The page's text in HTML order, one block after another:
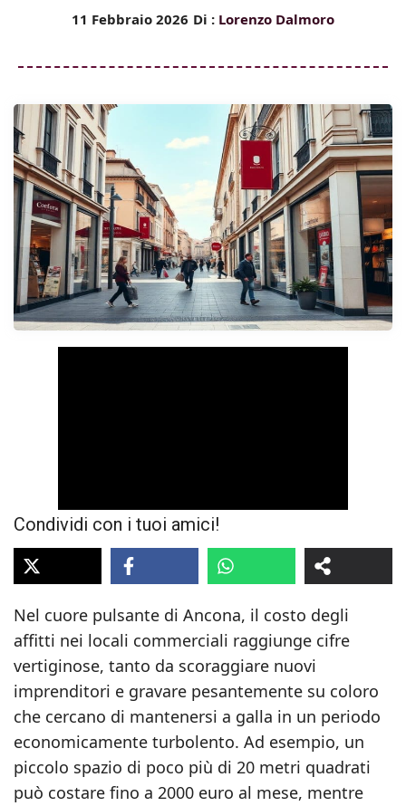
11 Febbraio 2026 Di : Lorenzo Dalmoro
Condividi con i tuoi amici!
Nel cuore pulsante di Ancona, il costo degli
affitti nei locali commerciali raggiunge cifre
vertiginose, tanto da scoraggiare nuovi
imprenditori e gravare pesantemente su coloro
che cercano di mantenersi a galla in un periodo
economicamente turbolento. Ad esempio, un
piccolo spazio di poco più di 20 metri quadrati
può costare fino a 2000 euro al mese, mentre